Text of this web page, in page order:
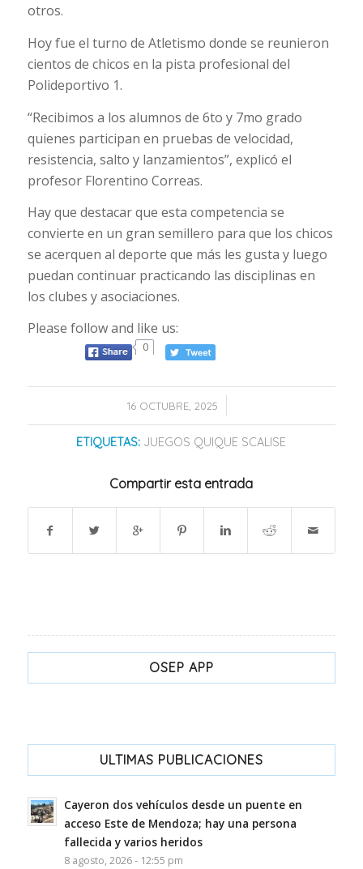
otros.
Hoy fue el turno de Atletismo donde se reunieron
cientos de chicos en la pista profesional del
Polideportivo 1.
“Recibimos a los alumnos de 6to y 7mo grado
quienes participan en pruebas de velocidad,
resistencia, salto y lanzamientos”, explicó el
profesor Florentino Correas.
Hay que destacar que esta competencia se
convierte en un gran semillero para que los chicos
se acerquen al deporte que más les gusta y luego
puedan continuar practicando las disciplinas en
los clubes y asociaciones.
Please follow and like us:
0
16 OCTUBRE, 2025
/
ETIQUETAS: JUEGOS QUIQUE SCALISE
Compartir esta entrada
OSEP APP
ULTIMAS PUBLICACIONES
Cayeron dos vehículos desde un puente en
acceso Este de Mendoza; hay una persona
fallecida y varios heridos
8 agosto, 2026 - 12:55 pm